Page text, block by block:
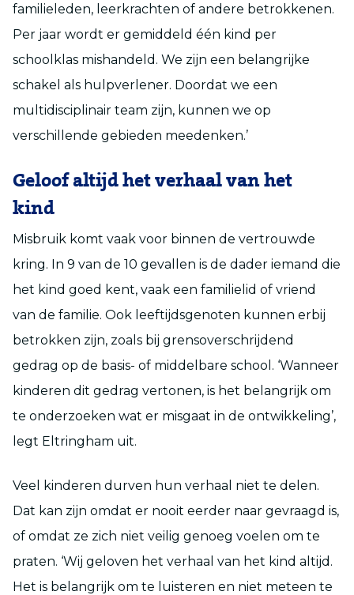
familieleden, leerkrachten of andere betrokkenen.
Per jaar wordt er gemiddeld één kind per
schoolklas mishandeld. We zijn een belangrijke
schakel als hulpverlener. Doordat we een
multidisciplinair team zijn, kunnen we op
verschillende gebieden meedenken.’
Geloof altijd het verhaal van het
kind
Misbruik komt vaak voor binnen de vertrouwde
kring. In 9 van de 10 gevallen is de dader iemand die
het kind goed kent, vaak een familielid of vriend
van de familie. Ook leeftijdsgenoten kunnen erbij
betrokken zijn, zoals bij grensoverschrijdend
gedrag op de basis- of middelbare school. ‘Wanneer
kinderen dit gedrag vertonen, is het belangrijk om
te onderzoeken wat er misgaat in de ontwikkeling’,
legt Eltringham uit.
Veel kinderen durven hun verhaal niet te delen.
Dat kan zijn omdat er nooit eerder naar gevraagd is,
of omdat ze zich niet veilig genoeg voelen om te
praten. ‘Wij geloven het verhaal van het kind altijd.
Het is belangrijk om te luisteren en niet meteen te